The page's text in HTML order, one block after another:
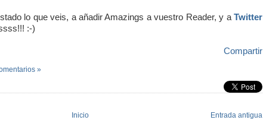
lo que veis, a añadir Amazings a vuestro Reader, y a Twitter
:-)
Compartir
»
Entrada antigua
Inicio